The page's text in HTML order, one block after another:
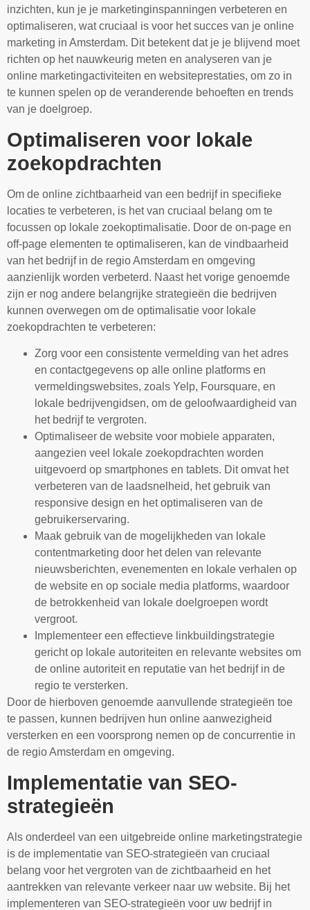
inzichten, kun je je marketinginspanningen verbeteren en
optimaliseren, wat cruciaal is voor het succes van je online
marketing in Amsterdam. Dit betekent dat je je blijvend moet
richten op het nauwkeurig meten en analyseren van je
online marketingactiviteiten en websiteprestaties, om zo in
te kunnen spelen op de veranderende behoeften en trends
van je doelgroep.
Optimaliseren voor lokale
zoekopdrachten
Om de online zichtbaarheid van een bedrijf in specifieke
locaties te verbeteren, is het van cruciaal belang om te
focussen op lokale zoekoptimalisatie. Door de on-page en
off-page elementen te optimaliseren, kan de vindbaarheid
van het bedrijf in de regio Amsterdam en omgeving
aanzienlijk worden verbeterd. Naast het vorige genoemde
zijn er nog andere belangrijke strategieën die bedrijven
kunnen overwegen om de optimalisatie voor lokale
zoekopdrachten te verbeteren:
Zorg voor een consistente vermelding van het adres
en contactgegevens op alle online platforms en
vermeldingswebsites, zoals Yelp, Foursquare, en
lokale bedrijvengidsen, om de geloofwaardigheid van
het bedrijf te vergroten.
Optimaliseer de website voor mobiele apparaten,
aangezien veel lokale zoekopdrachten worden
uitgevoerd op smartphones en tablets. Dit omvat het
verbeteren van de laadsnelheid, het gebruik van
responsive design en het optimaliseren van de
gebruikerservaring.
Maak gebruik van de mogelijkheden van lokale
contentmarketing door het delen van relevante
nieuwsberichten, evenementen en lokale verhalen op
de website en op sociale media platforms, waardoor
de betrokkenheid van lokale doelgroepen wordt
vergroot.
Implementeer een effectieve linkbuildingstrategie
gericht op lokale autoriteiten en relevante websites om
de online autoriteit en reputatie van het bedrijf in de
regio te versterken.
Door de hierboven genoemde aanvullende strategieën toe
te passen, kunnen bedrijven hun online aanwezigheid
versterken en een voorsprong nemen op de concurrentie in
de regio Amsterdam en omgeving.
Implementatie van SEO-
strategieën
Als onderdeel van een uitgebreide online marketingstrategie
is de implementatie van SEO-strategieën van cruciaal
belang voor het vergroten van de zichtbaarheid en het
aantrekken van relevante verkeer naar uw website. Bij het
implementeren van SEO-strategieën voor uw bedrijf in